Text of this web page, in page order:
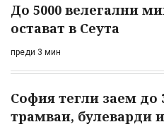
До 5000 велегални
остават в Сеута
преди 3 мин
София тегли заем до
трамваи, булеварди